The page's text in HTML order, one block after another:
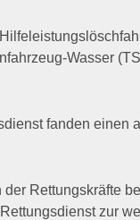
Wasser
fanden einen
Rettungskräfte
zur